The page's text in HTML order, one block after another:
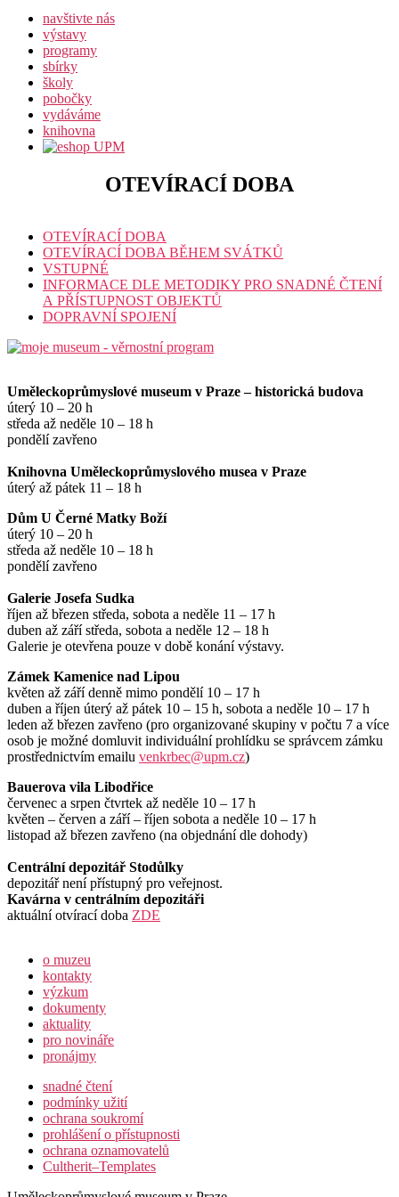
navštivte nás
výstavy
programy
sbírky
školy
pobočky
vydáváme
knihovna
OTEVÍRACÍ DOBA
OTEVÍRACÍ DOBA
OTEVÍRACÍ DOBA BĚHEM SVÁTKŮ
VSTUPNÉ
INFORMACE DLE METODIKY PRO SNADNÉ ČTENÍ
A PŘÍSTUPNOST OBJEKTŮ
DOPRAVNÍ SPOJENÍ
Uměleckoprůmyslové museum v Praze – historická budova
úterý 10 – 20 h
středa až neděle 10 – 18 h
pondělí zavřeno
Knihovna Uměleckoprůmyslového musea v Praze
úterý až pátek 11 – 18 h
Dům U Černé Matky Boží
úterý 10 – 20 h
středa až neděle 10 – 18 h
pondělí zavřeno
Galerie Josefa Sudka
říjen až březen středa, sobota a neděle 11 – 17 h
duben až září středa, sobota a neděle 12 – 18 h
Galerie je otevřena pouze v době konání výstavy.
Zámek Kamenice nad Lipou
květen až září denně mimo pondělí 10 – 17 h
duben a říjen úterý až pátek 10 – 15 h, sobota a neděle 10 – 17 h
leden až březen zavřeno (pro organizované skupiny v počtu 7 a více
osob je možné domluvit individuální prohlídku se správcem zámku
prostřednictvím emailu venkrbec@upm.cz)
Bauerova vila Libodřice
červenec a srpen čtvrtek až neděle 10 – 17 h
květen – červen a září – říjen sobota a neděle 10 – 17 h
listopad až březen zavřeno (na objednání dle dohody)
Centrální depozitář Stodůlky
depozitář není přístupný pro veřejnost.
Kavárna v centrálním depozitáři
aktuální otvírací doba ZDE
o muzeu
kontakty
výzkum
dokumenty
aktuality
pro novináře
pronájmy
snadné čtení
podmínky užití
ochrana soukromí
prohlášení o přístupnosti
ochrana oznamovatelů
Cultherit–Templates